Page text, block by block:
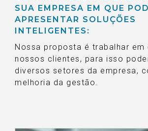
SUA EMPRESA EM QUE
APRESENTAR SOLUÇÕES
INTELIGENTES:
Nossa proposta é trabalhar em
nossos clientes, para isso
diversos setores da empresa,
melhoria da gestão.